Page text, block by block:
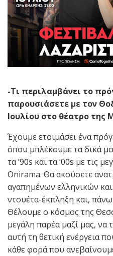
-Τι περιλαμβάνει το
παρουσιάσετε με τον
Ιουλίου στο θέατρο της
Έχουμε ετοιμάσει ένα
όπου μπλέκουμε τα δικά
τα ’90s και τα ‘00s με τις
Onirama. Θα ακούσετε
αγαπημένων ελληνικών
ντουέτα-έκπληξη και,
Θέλουμε ο κόσμος της
μεγάλη παρέα μαζί μας, να
αυτή τη θετική ενέργεια
κάθε φορά που